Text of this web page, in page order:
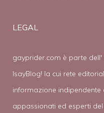
LEGAL
gayprider.com è parte dell'
IsayBlog! la cui rete
informazione indipendente
appassionati ed esperti